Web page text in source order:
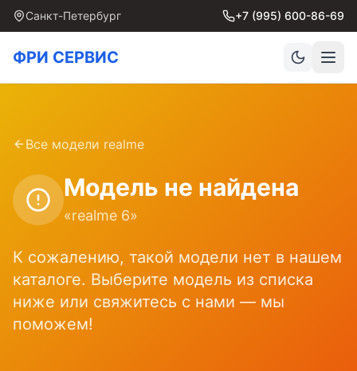
Санкт-Петербург +7 (995) 600-86-69
ФРИ СЕРВИС
Все модели realme
Модель не найдена
«realme 6»
К сожалению, такой модели нет в нашем
каталоге. Выберите модель из списка
ниже или свяжитесь с нами — мы
поможем!